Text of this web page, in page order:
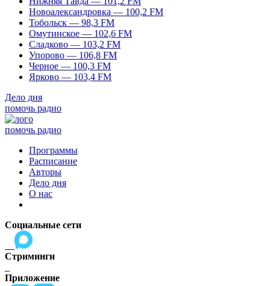
Новоалександровка — 100,2 FM
Тобольск — 98,3 FM
Омутинское — 102,6 FM
Сладково — 103,2 FM
Упорово — 106,8 FM
Черное — 100,3 FM
Ярково — 103,4 FM
Дело дня
помочь радио
помочь радио
Программы
Расписание
Авторы
Дело дня
О нас
Социальные сети
Стриминги
Приложение